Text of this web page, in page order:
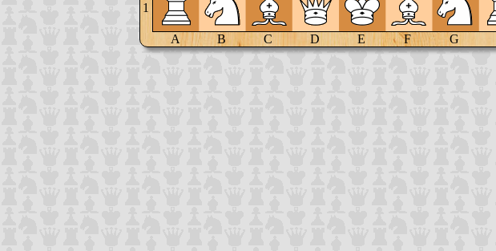
1
A B C D E F G